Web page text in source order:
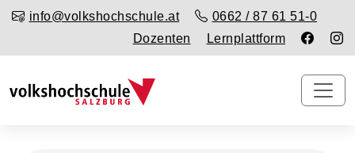
info@volkshochschule.at
0662 / 87 61 51-0
Dozenten
Lernplattform